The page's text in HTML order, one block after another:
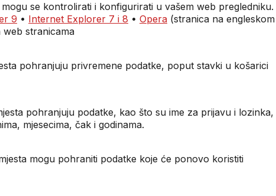
se kontrolirati i konfigurirati u vašem web pregledniku.
9 • Internet Explorer 7 i 8 • Opera (stranica na engleskom
stranicama
pohranjuju privremene podatke, poput stavki u košarici
pohranjuju podatke, kao što su ime za prijavu i lozinka,
mjesecima, čak i godinama.
mogu pohraniti podatke koje će ponovo koristiti